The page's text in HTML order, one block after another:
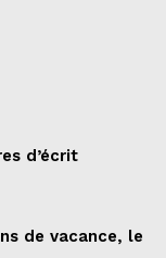
d’écrit
de vacance, le